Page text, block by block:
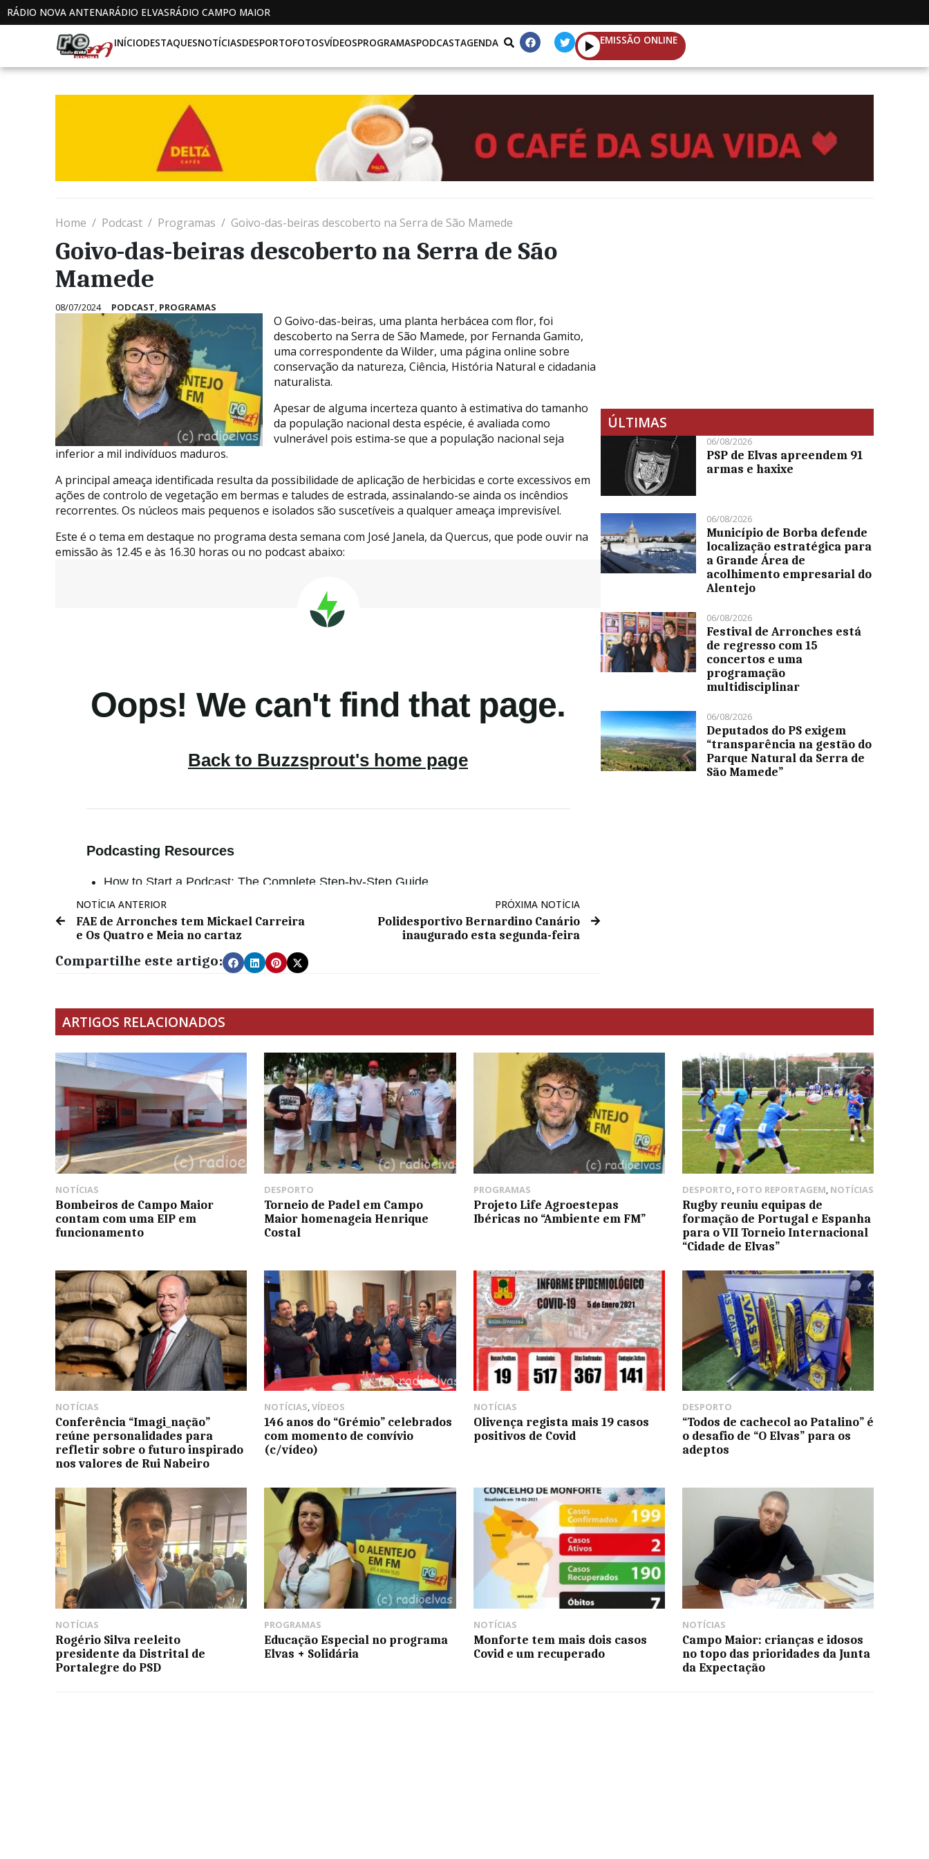
RÁDIO NOVA ANTENARÁDIO ELVASRÁDIO CAMPO MAIOR
INÍCIODESTAQUESNOTÍCIASDESPORTOFOTOSVÍDEOSPROGRAMASPODCASTAGENDA EMISSÃO ONLINE
Home Podcast Programas Goivo-das-beiras descoberto na Serra de São Mamede
Goivo-das-beiras descoberto na Serra de São
Mamede
08/07/2024 PODCAST, PROGRAMAS
O Goivo-das-beiras, uma planta herbácea com flor, foi
descoberto na Serra de São Mamede, por Fernanda Gamito,
uma correspondente da Wilder, uma página online sobre
conservação da natureza, Ciência, História Natural e cidadania
naturalista.
Apesar de alguma incerteza quanto à estimativa do tamanho
da população nacional desta espécie, é avaliada como
vulnerável pois estima-se que a população nacional seja
inferior a mil indivíduos maduros.
A principal ameaça identificada resulta da possibilidade de aplicação de herbicidas e corte excessivos em
ações de controlo de vegetação em bermas e taludes de estrada, assinalando-se ainda os incêndios
recorrentes. Os núcleos mais pequenos e isolados são suscetíveis a qualquer ameaça imprevisível.
Este é o tema em destaque no programa desta semana com José Janela, da Quercus, que pode ouvir na
emissão às 12.45 e às 16.30 horas ou no podcast abaixo:
NOTÍCIA ANTERIOR
FAE de Arronches tem Mickael Carreira
e Os Quatro e Meia no cartaz
PRÓXIMA NOTÍCIA
Polidesportivo Bernardino Canário
inaugurado esta segunda-feira
Compartilhe este artigo:
ÚLTIMAS
06/08/2026
PSP de Elvas apreendem 91
armas e haxixe
06/08/2026
Município de Borba defende
localização estratégica para
a Grande Área de
acolhimento empresarial do
Alentejo
06/08/2026
Festival de Arronches está
de regresso com 15
concertos e uma
programação
multidisciplinar
06/08/2026
Deputados do PS exigem
“transparência na gestão do
Parque Natural da Serra de
São Mamede”
ARTIGOS RELACIONADOS
NOTÍCIAS
Bombeiros de Campo Maior
contam com uma EIP em
funcionamento
DESPORTO
Torneio de Padel em Campo
Maior homenageia Henrique
Costal
PROGRAMAS
Projeto Life Agroestepas
Ibéricas no “Ambiente em FM”
DESPORTO, FOTO REPORTAGEM, NOTÍCIAS
Rugby reuniu equipas de
formação de Portugal e Espanha
para o VII Torneio Internacional
“Cidade de Elvas”
NOTÍCIAS
Conferência “Imagi_nação”
reúne personalidades para
refletir sobre o futuro inspirado
nos valores de Rui Nabeiro
NOTÍCIAS,VÍDEOS
146 anos do “Grémio” celebrados
com momento de convívio
(c/vídeo)
NOTÍCIAS
Olivença regista mais 19 casos
positivos de Covid
DESPORTO
“Todos de cachecol ao Patalino” é
o desafio de “O Elvas” para os
adeptos
NOTÍCIAS
Rogério Silva reeleito
presidente da Distrital de
Portalegre do PSD
PROGRAMAS
Educação Especial no programa
Elvas + Solidária
NOTÍCIAS
Monforte tem mais dois casos
Covid e um recuperado
NOTÍCIAS
Campo Maior: crianças e idosos
no topo das prioridades da Junta
da Expectação